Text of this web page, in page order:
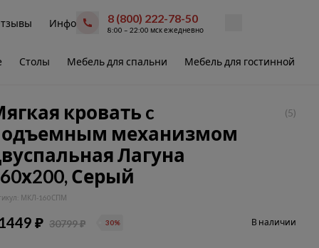
Инфо 8 (800) 222-78-50
8:00 – 22:00 мск ежедневно
Столы Мебель для спальни Мебель для гостинной
кровать c
механизмом
Лагуна
Серый
(5)
МКЛ-160СПМ
₽ 30799 ₽ 30% В наличии